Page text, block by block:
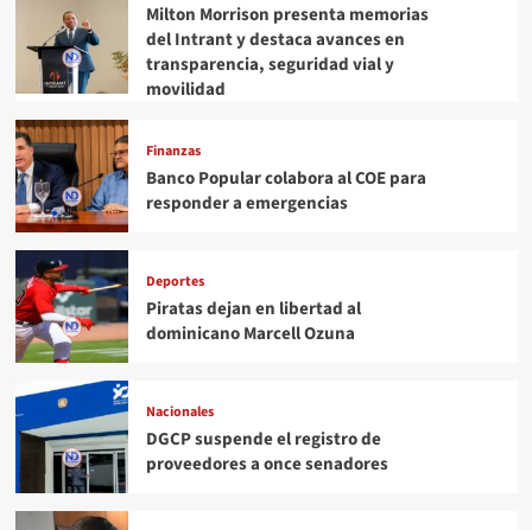
Milton Morrison presenta memorias
del Intrant y destaca avances en
transparencia, seguridad vial y
movilidad
Finanzas
Banco Popular colabora al COE para
responder a emergencias
Deportes
Piratas dejan en libertad al
dominicano Marcell Ozuna
Nacionales
DGCP suspende el registro de
proveedores a once senadores